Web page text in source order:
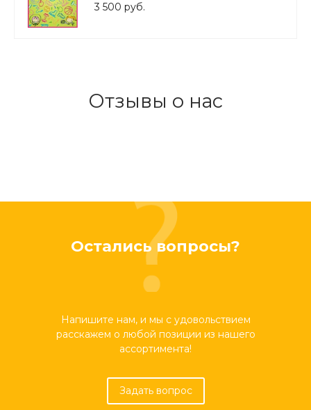
3 500 руб.
Отзывы о нас
Остались вопросы?
Напишите нам, и мы с удовольствием
расскажем о любой позиции из нашего
ассортимента!
Задать вопрос